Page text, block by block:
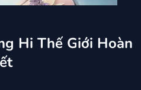
Hi Thế Giới Hoàn